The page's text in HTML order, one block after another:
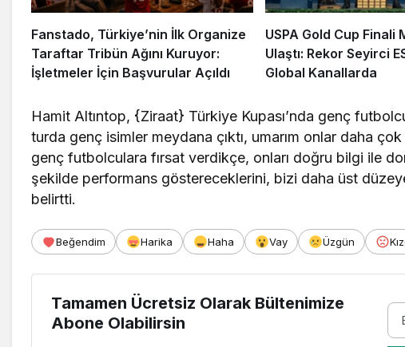
Fanstado, Türkiye’nin İlk Organize
Taraftar Tribün Ağını Kuruyor:
İşletmeler İçin Başvurular Açıldı
USPA Gold Cup Finali
Ulaştı: Rekor Seyirci
Global Kanallarda
Hamit Altıntop, {Ziraat} Türkiye Kupası’nda genç
turda genç isimler meydana çıktı, umarım onlar daha
genç futbolculara fırsat verdikçe, onları doğru bilgi ile
şekilde performans göstereceklerini, bizi daha üst
belirtti.
Beğendim Harika Haha Vay Üzgün
Tamamen Ücretsiz Olarak Bültenimize
Abone Olabilirsin